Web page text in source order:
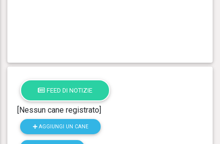
FEED DI NOTIZIE
[Nessun cane registrato]
AGGIUNGI UN CANE